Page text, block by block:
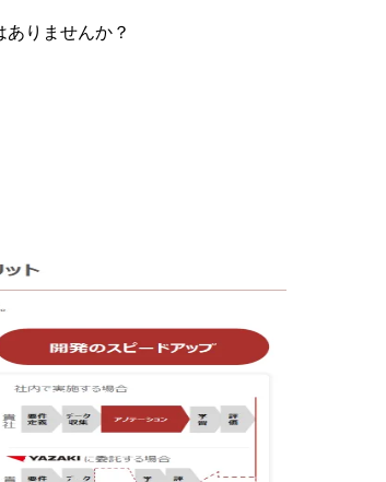
りませんか？